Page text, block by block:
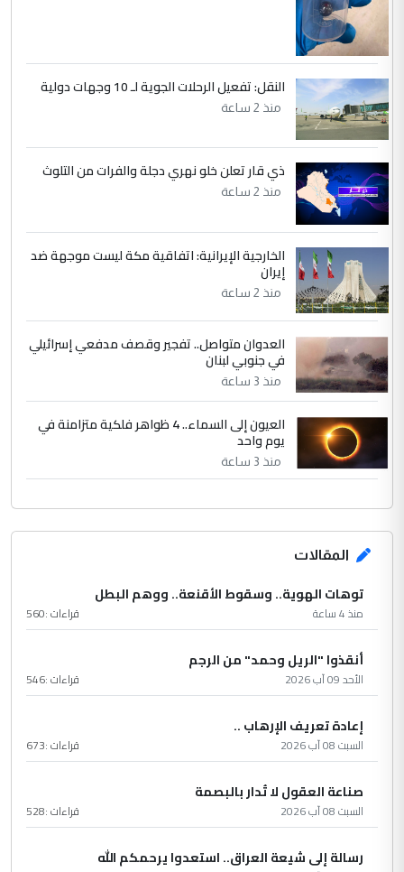
النقل: تفعيل الرحلات الجوية لـ 10 وجهات دولية
منذ 2 ساعة
ذي قار تعلن خلو نهري دجلة والفرات من التلوث
منذ 2 ساعة
الخارجية الإيرانية: اتفاقية مكة ليست موجهة ضد
إيران
منذ 2 ساعة
العدوان متواصل.. تفجير وقصف مدفعي إسرائيلي
في جنوبي لبنان
منذ 3 ساعة
العيون إلى السماء.. 4 ظواهر فلكية متزامنة في
يوم واحد
منذ 3 ساعة
المقالات
توهات الهوية.. وسقوط الأقنعة.. ووهم البطل
منذ 4 ساعة قراءات :560
أنقذوا "الريل وحمد" من الرجم
الأحد 09 آب 2026 قراءات :546
إعادة تعريف الإرهاب ..
السبت 08 آب 2026 قراءات :673
صناعة العقول لا تُدار بالبصمة
السبت 08 آب 2026 قراءات :528
رسالة إلى شيعة العراق.. استعدوا يرحمكم الله